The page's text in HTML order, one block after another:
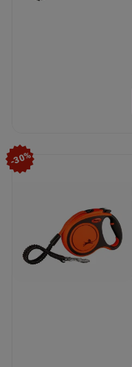
-30%